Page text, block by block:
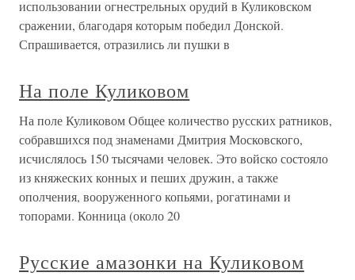
использовании огнестрельных орудий в Куликовском
сражении, благодаря которым победил Донской.
Спрашивается, отразились ли пушки в
На поле Куликовом
На поле Куликовом Общее количество русских ратников,
собравшихся под знаменами Дмитрия Московского,
исчислялось 150 тысячами человек. Это войско состояло
из княжеских конных и пеших дружин, а также
ополчения, вооруженного копьями, рогатинами и
топорами. Конница (около 20
Русские амазонки на Куликовом